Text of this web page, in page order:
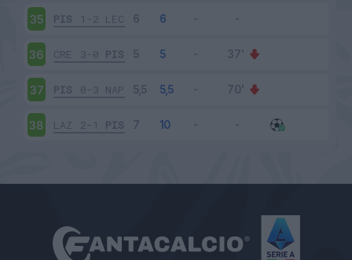
35 PIS 1-2 LEC
36 CRE 3-0 PIS
37 PIS 0-3 NAP
38 LAZ 2-1 PIS